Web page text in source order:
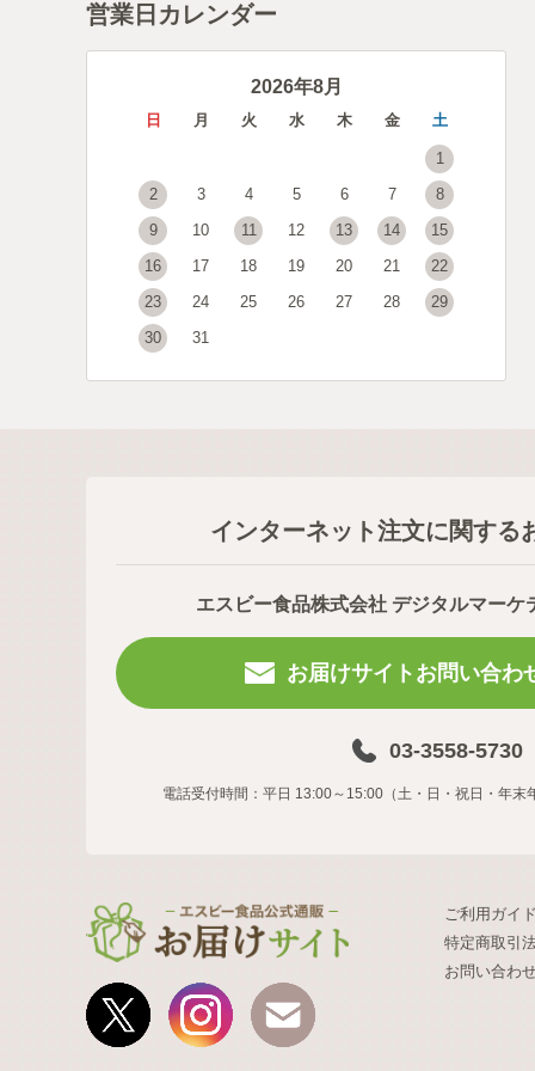
営業日カレンダー
2026年8月
日 月 火 水 木 金 土
1
2
3 4 5 6 7
8
9
10 11 12 13 14
15
16
17 18 19 20 21
22
23
24 25 26 27 28
29
30
31
インターネット注文に関する
エスビー食品株式会社 デジタルマーケ
お届けサイトお問い合わ
03-3558-5730
電話受付時間：平日 13:00～15:00（土・日・祝日・年末
ご利用ガイ
特定商取引
お問い合わ